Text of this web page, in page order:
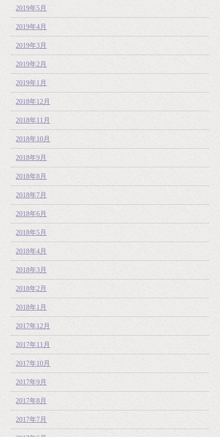
2019年5月
2019年4月
2019年3月
2019年2月
2019年1月
2018年12月
2018年11月
2018年10月
2018年9月
2018年8月
2018年7月
2018年6月
2018年5月
2018年4月
2018年3月
2018年2月
2018年1月
2017年12月
2017年11月
2017年10月
2017年9月
2017年8月
2017年7月